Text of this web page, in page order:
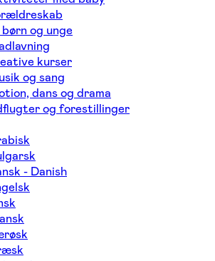
børn og unge
kurser
og sang
dans og drama
og forestillinger
- Danish